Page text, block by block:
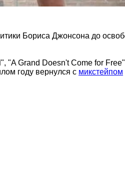
Бориса Джонсона до
Grand Doesn't Come for
году вернулся с микстейпом